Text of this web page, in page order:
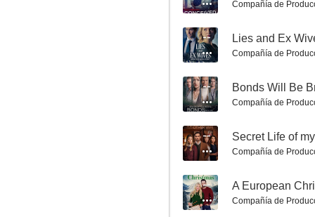
La buena hija
Love in Translation
Compañía de
--
Compañía de
-- Bonds Will Be
Compañía de
-- Secret Life of
Compañía de
-- A European
Compañía de